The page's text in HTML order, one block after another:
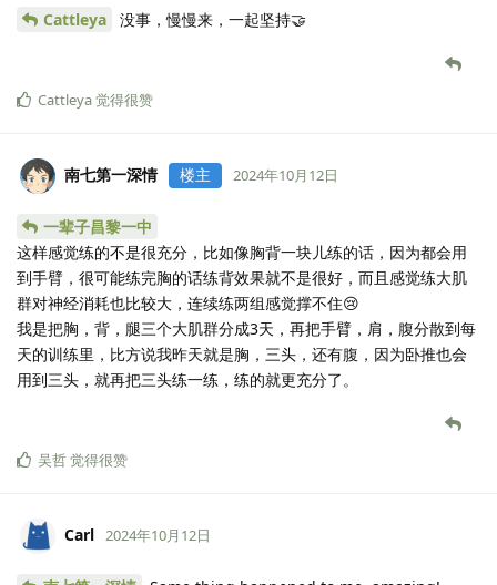
Cattleya 没事，慢慢来，一起坚持🤝
Cattleya觉得很赞
南七第一深情 楼主 2024年10月12日
一辈子昌黎一中
这样感觉练的不是很充分，比如像胸背一块儿练的话，因为都会用
到手臂，很可能练完胸的话练背效果就不是很好，而且感觉练大肌
群对神经消耗也比较大，连续练两组感觉撑不住😢
我是把胸，背，腿三个大肌群分成3天，再把手臂，肩，腹分散到每
天的训练里，比方说我昨天就是胸，三头，还有腹，因为卧推也会
用到三头，就再把三头练一练，练的就更充分了。
吴哲觉得很赞
Carl 2024年10月12日